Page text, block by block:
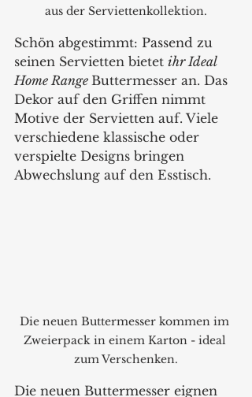
aus der Serviettenkollektion.
Schön abgestimmt: Passend zu
seinen Servietten bietet ihr Ideal
Home Range Buttermesser an. Das
Dekor auf den Griffen nimmt
Motive der Servietten auf. Viele
verschiedene klassische oder
verspielte Designs bringen
Abwechslung auf den Esstisch.
Die neuen Buttermesser kommen im
Zweierpack in einem Karton - ideal
zum Verschenken.
Die neuen Buttermesser eignen